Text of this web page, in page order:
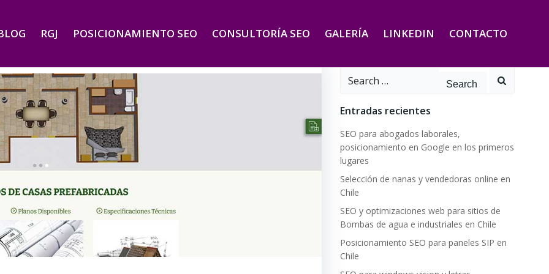
RGJ POSICIONAMIENTO SEO CONSULTORÍA SEO GALERÍA LINKEDIN CONTACTO
Search
Entradas recientes
SEO para abogados laborales,
posicionamiento en Google en los primeros
lugares
Selección de nanas y vendedoras online en
Chile
SEO y optimizaciones web para sitios de
Bombas de agua e industriales en Chile
Posicionamiento SEO para paneles SIP en
Chile